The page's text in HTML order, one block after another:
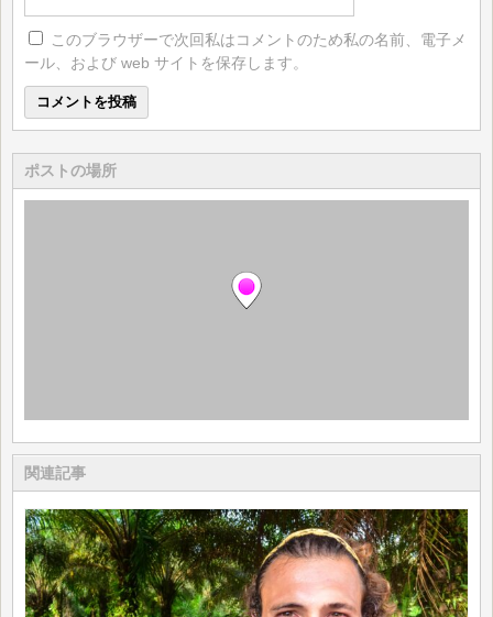
このブラウザーで次回私はコメントのため私の名前、電子メ
ール、および web サイトを保存します。
ポストの場所
関連記事